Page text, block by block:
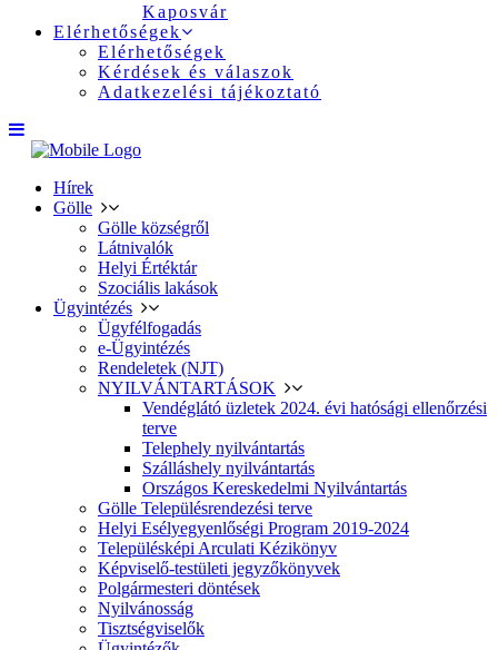
Kaposvár
Elérhetőségek
Elérhetőségek
Kérdések és válaszok
Adatkezelési tájékoztató
Hírek
Gölle
Gölle községről
Látnivalók
Helyi Értéktár
Szociális lakások
Ügyintézés
Ügyfélfogadás
e-Ügyintézés
Rendeletek (NJT)
NYILVÁNTARTÁSOK
Vendéglátó üzletek 2024. évi hatósági ellenőrzési
terve
Telephely nyilvántartás
Szálláshely nyilvántartás
Országos Kereskedelmi Nyilvántartás
Gölle Településrendezési terve
Helyi Esélyegyenlőségi Program 2019-2024
Településképi Arculati Kézikönyv
Képviselő-testületi jegyzőkönyvek
Polgármesteri döntések
Nyilvánosság
Tisztségviselők